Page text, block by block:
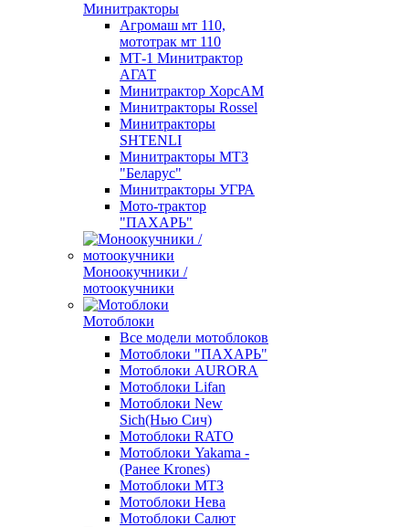
Минитракторы
Агромаш мт 110,
мототрак мт 110
МТ-1 Минитрактор
АГАТ
Минитрактор ХорсАМ
Минитракторы Rossel
Минитракторы
SHTENLI
Минитракторы МТЗ
"Беларус"
Минитракторы УГРА
Мото-трактор
"ПАХАРЬ"
Моноокучники /
мотоокучники
Мотоблоки
Все модели мотоблоков
Мотоблоки "ПАХАРЬ"
Мотоблоки AURORA
Мотоблоки Lifan
Мотоблоки New
Sich(Нью Сич)
Мотоблоки RATO
Мотоблоки Yakama -
(Ранее Krones)
Мотоблоки МТЗ
Мотоблоки Нева
Мотоблоки Салют